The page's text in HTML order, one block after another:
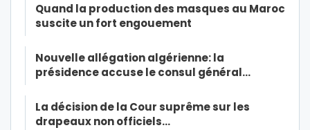
Quand la production des masques au Maroc
suscite un fort engouement
Nouvelle allégation algérienne: la
présidence accuse le consul général…
La décision de la Cour suprême sur les
drapeaux non officiels…